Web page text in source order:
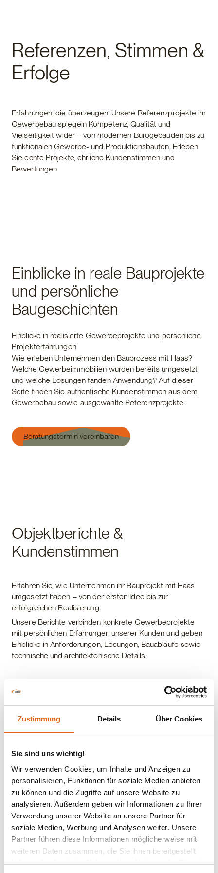
Zustimmung Details Über Cookies
Sie sind uns wichtig!
Wir verwenden Cookies, um Inhalte und Anzeigen zu
personalisieren, Funktionen für soziale Medien anbieten
zu können und die Zugriffe auf unsere Website zu
analysieren. Außerdem geben wir Informationen zu Ihrer
Verwendung unserer Website an unsere Partner für
soziale Medien, Werbung und Analysen weiter. Unsere
Partner führen diese Informationen möglicherweise mit
weiteren Daten zusammen, die Sie ihnen bereitgestellt
haben oder die sie im Rahmen Ihrer Nutzung der Dienste
Referenzen, Stimmen &
Erfolge
Erfahrungen, die überzeugen: Unsere Referenzprojekte im
Gewerbebau spiegeln Kompetenz, Qualität und
Vielseitigkeit wider – von modernen Bürogebäuden bis zu
funktionalen Gewerbe- und Produktionsbauten. Erleben
Sie echte Projekte, ehrliche Kundenstimmen und
Bewertungen.
Einblicke in reale Bauprojekte
und persönliche
Baugeschichten
Einblicke in realisierte Gewerbeprojekte und persönliche
Projekterfahrungen
Wie erleben Unternehmen den Bauprozess mit Haas?
Welche Gewerbeimmobilien wurden bereits umgesetzt
und welche Lösungen fanden Anwendung? Auf dieser
Seite finden Sie authentische Kundenstimmen aus dem
Gewerbebau sowie ausgewählte Referenzprojekte.
Beratungstermin vereinbaren
Objektberichte &
Kundenstimmen
Erfahren Sie, wie Unternehmen ihr Bauprojekt mit Haas
umgesetzt haben – von der ersten Idee bis zur
erfolgreichen Realisierung.
Unsere Berichte verbinden konkrete Gewerbeprojekte
mit persönlichen Erfahrungen unserer Kunden und geben
Einblicke in Anforderungen, Lösungen, Bauabläufe sowie
technische und architektonische Details.
Referenzen
Entdecken Sie ausgewählte Gewerbeprojekte, die wir
gemeinsam mit unseren Kunden realisiert haben – von
der Planung bis zur Fertigstellung.
Neben Bildern, Gebäudedaten und technischen Details
erhalten Sie Einblicke in die jeweiligen Anforderungen
sowie die passenden Lösungen aus der Praxis.
Zu den Referenzen